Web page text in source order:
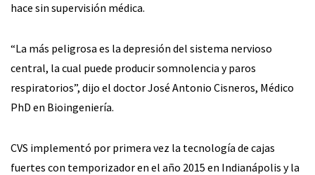
hace sin supervisión médica.
“La más peligrosa es la depresión del sistema nervioso
central, la cual puede producir somnolencia y paros
respiratorios”, dijo el doctor José Antonio Cisneros, Médico
PhD en Bioingeniería.
CVS implementó por primera vez la tecnología de cajas
fuertes con temporizador en el año 2015 en Indianápolis y la